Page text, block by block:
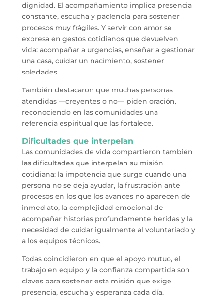
dignidad. El acompañamiento implica presencia
constante, escucha y paciencia para sostener
procesos muy frágiles. Y servir con amor se
expresa en gestos cotidianos que devuelven
vida: acompañar a urgencias, enseñar a gestionar
una casa, cuidar un nacimiento, sostener
soledades.
También destacaron que muchas personas
atendidas —creyentes o no— piden oración,
reconociendo en las comunidades una
referencia espiritual que las fortalece.
Dificultades que interpelan
Las comunidades de vida compartieron también
las dificultades que interpelan su misión
cotidiana: la impotencia que surge cuando una
persona no se deja ayudar, la frustración ante
procesos en los que los avances no aparecen de
inmediato, la complejidad emocional de
acompañar historias profundamente heridas y la
necesidad de cuidar igualmente al voluntariado y
a los equipos técnicos.
Todas coincidieron en que el apoyo mutuo, el
trabajo en equipo y la confianza compartida son
claves para sostener esta misión que exige
presencia, escucha y esperanza cada día.